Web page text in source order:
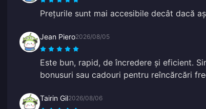
Prețurile sunt mai accesibile decât dacă
Jean Piero2026/08/05
Este bun, rapid, de încredere și eficient.
bonusuri sau cadouri pentru reîncărcări
Tairin Gil2026/08/06